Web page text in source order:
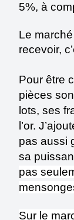
5%, à
Le
recevoir,
Pour être
pièces
lots, ses
l’or.
pas aussi
sa
pas
Sur le